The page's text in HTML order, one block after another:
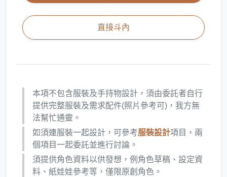
直接斗內
本項不包含服裝及手持物設計，須由委託者自行
提供完整服裝及需求配件(照片參考可)，我方無
法幫忙通靈。
如須連服裝一起設計，可參考服裝設計項目，兩
個項目一起委託並進行討論。
須提供角色資料以供發想，例角色草稿、設定資
料、紙娃娃參考等，僅限原創角色。